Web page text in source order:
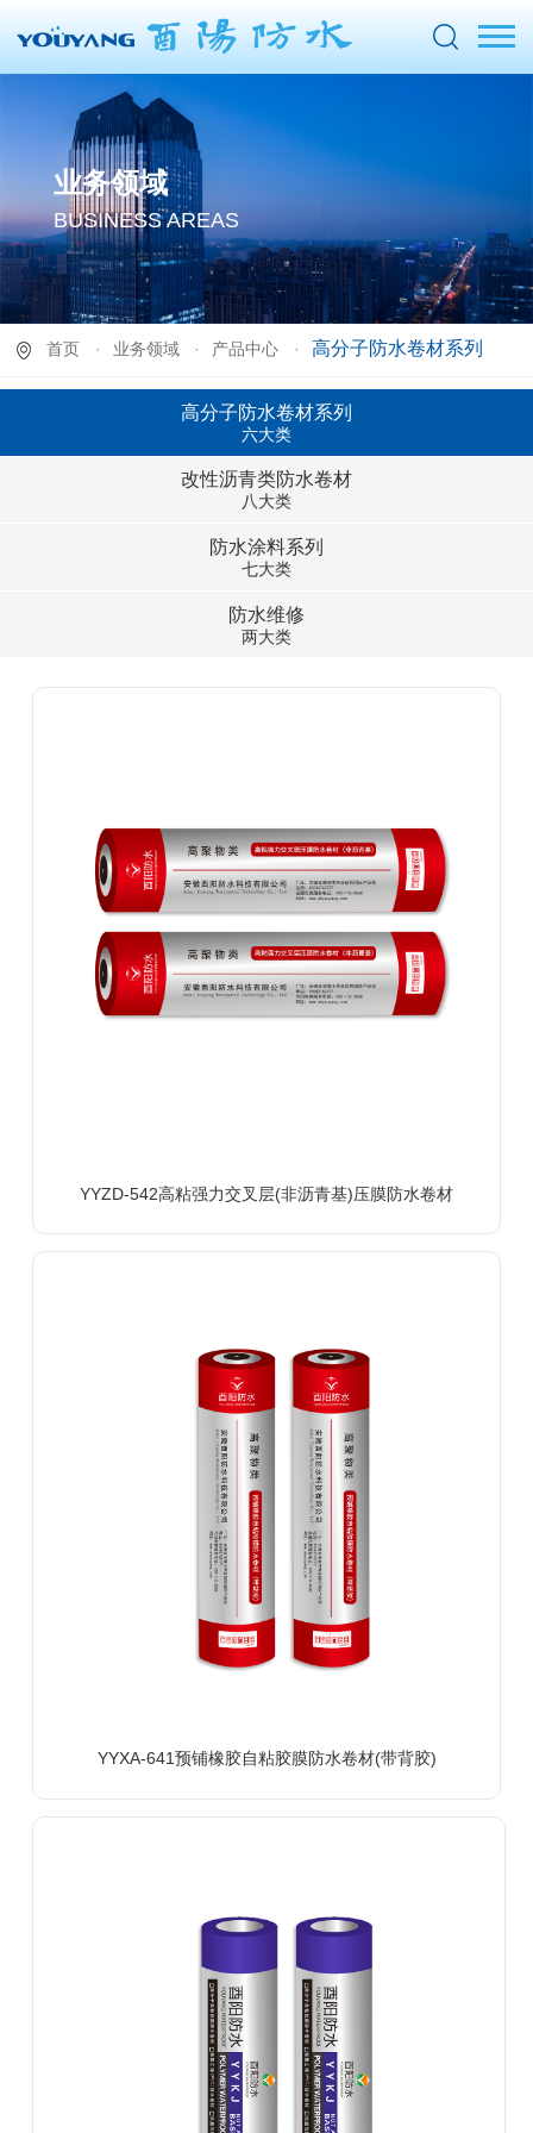
业务领域
BUSINESS AREAS
首页 业务领域 产品中心 高分子防水卷材系列
高分子防水卷材系列
六大类
改性沥青类防水卷材
八大类
防水涂料系列
七大类
防水维修
两大类
YYZD-542高粘强力交叉层(非沥青基)压膜防水卷材
YYXA-641预铺橡胶自粘胶膜防水卷材(带背胶)